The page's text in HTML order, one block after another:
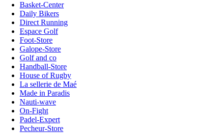
Basket-Center
Daily Bikers
Direct Running
Espace Golf
Foot-Store
Galope-Store
Golf and co
Handball-Store
House of Rugby
La sellerie de Maé
Made in Paradis
Nauti-wave
On-Fight
Padel-Expert
Pecheur-Store